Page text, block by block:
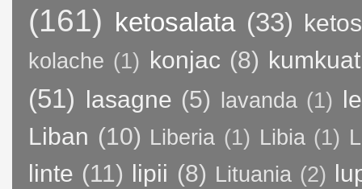
(161) ketosalata (33)
kolache (1) konjac (8) kumkuat
(51) lasagne (5) lavanda (1)
Liban (10) Liberia (1) Libia (1)
linte (11) lipii (8) Lituania (2)